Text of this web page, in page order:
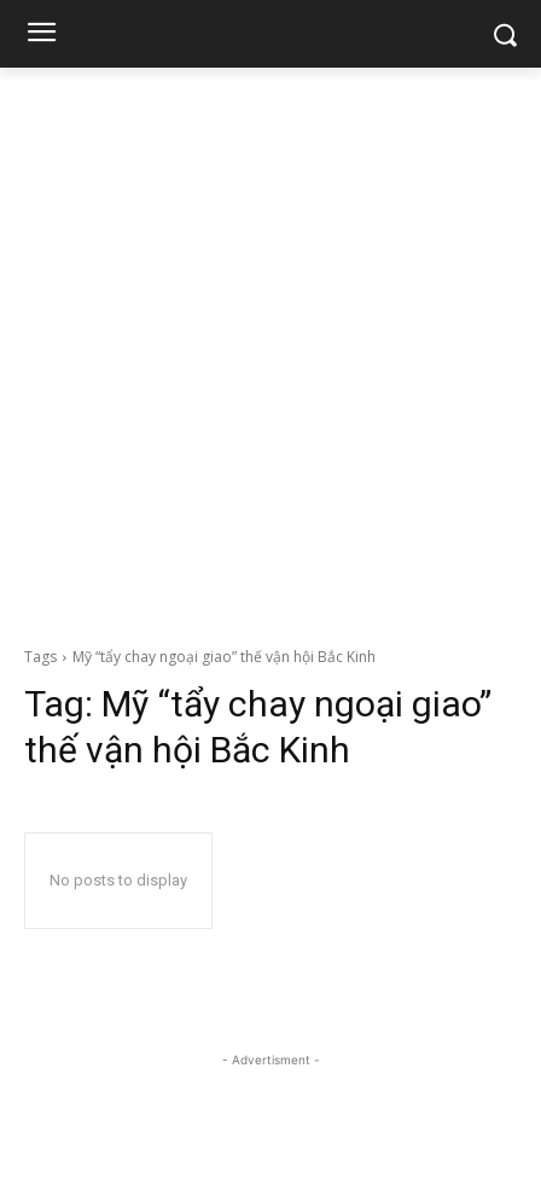
Tags Mỹ “tẩy chay ngoại giao” thế vận hội Bắc Kinh
Tag: Mỹ “tẩy chay ngoại giao”
thế vận hội Bắc Kinh
No posts to display
- Advertisment -